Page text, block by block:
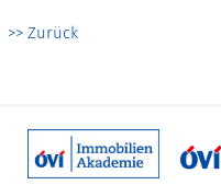
>> Zurück